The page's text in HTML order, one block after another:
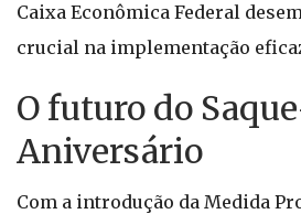
Caixa Econômica Federal
crucial na implementação
O futuro do
Aniversário
Com a introdução da Medida